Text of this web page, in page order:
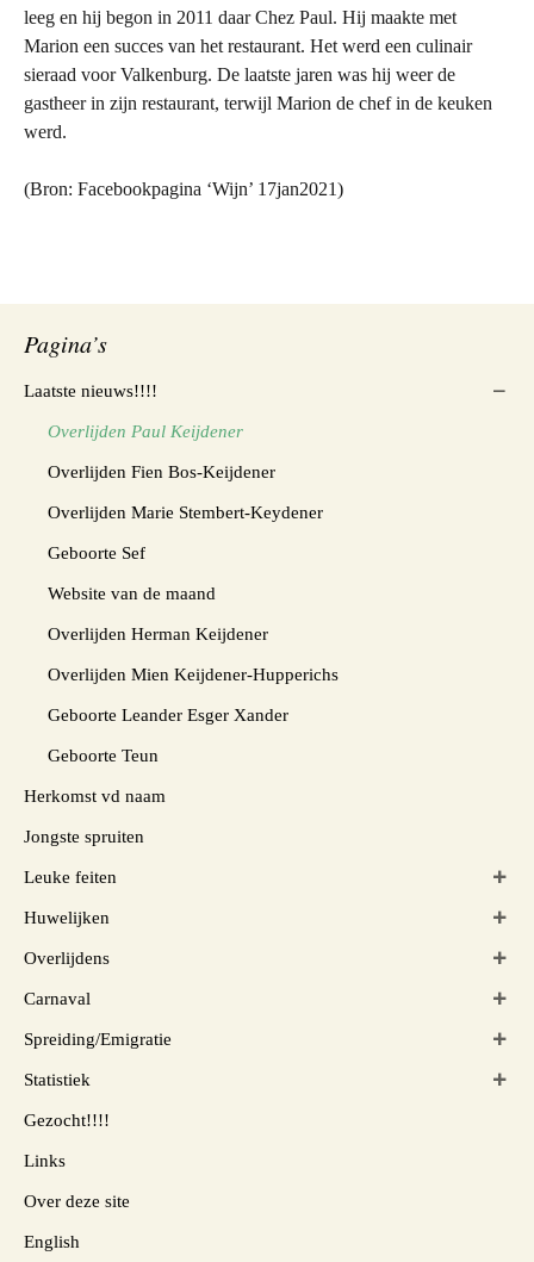
leeg en hij begon in 2011 daar Chez Paul. Hij maakte met
Marion een succes van het restaurant. Het werd een culinair
sieraad voor Valkenburg. De laatste jaren was hij weer de
gastheer in zijn restaurant, terwijl Marion de chef in de keuken
werd.
(Bron: Facebookpagina ‘Wijn’ 17jan2021)
Pagina’s
Laatste nieuws!!!!
Overlijden Paul Keijdener
Overlijden Fien Bos-Keijdener
Overlijden Marie Stembert-Keydener
Geboorte Sef
Website van de maand
Overlijden Herman Keijdener
Overlijden Mien Keijdener-Hupperichs
Geboorte Leander Esger Xander
Geboorte Teun
Herkomst vd naam
Jongste spruiten
Leuke feiten
Huwelijken
Overlijdens
Carnaval
Spreiding/Emigratie
Statistiek
Gezocht!!!!
Links
Over deze site
English